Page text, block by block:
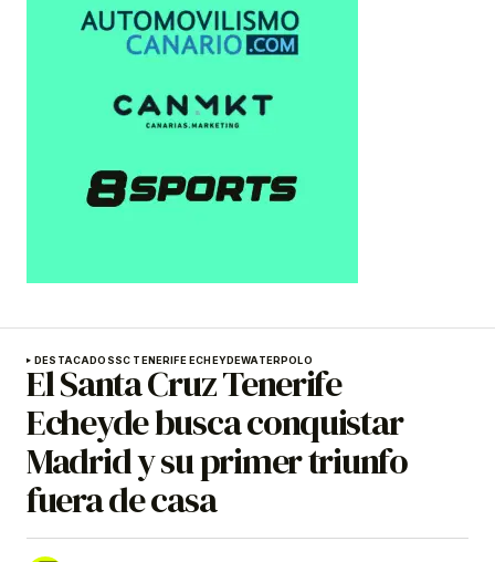
DESTACADOSSC TENERIFE ECHEYDEWATERPOLO
El Santa Cruz Tenerife
Echeyde busca conquistar
Madrid y su primer triunfo
fuera de casa